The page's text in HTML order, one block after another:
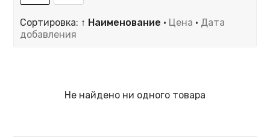
Сортировка: ↑ Наименование · Цена · Дата
добавления
Не найдено ни одного товара